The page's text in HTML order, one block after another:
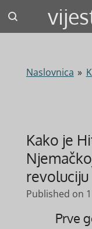
Skip
Naslovnica »
Kako je
revoluciju
Published on
Prve